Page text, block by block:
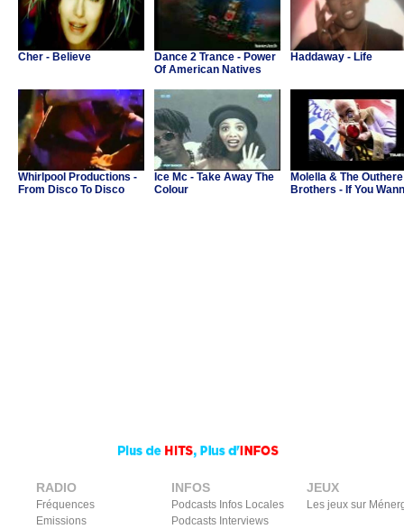
Cher - Believe
Dance 2 Trance - Power
Of American Natives
Haddaway - Life
Whirlpool Productions -
From Disco To Disco
Ice Mc - Take Away The
Colour
Molella & The Outhere
Brothers - If You
RADIO
Fréquences
Emissions
INFOS
Podcasts Infos Locales
Podcasts Interviews
JEUX
Les jeux sur